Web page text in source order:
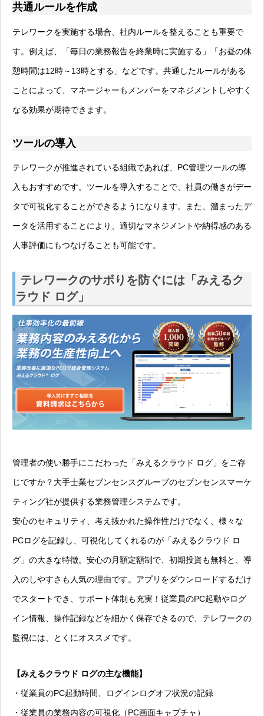
共通ルールを作成
テレワークを実施する場合、社内ルールを整えることも重要で
す。例えば、「毎日の業務報告を終業時に実施する」「お昼の休
憩時間は12時～13時とする」などです。共通したルールがある
ことによって、マネージャーもメンバーをマネジメントしやすく
なる効果が期待できます。
ツールの導入
テレワークが推進されている組織であれば、PC管理ツールの導
入もおすすめです。ツールを導入することで、社員の働きがデー
タで可視化することができるようになります。また、溜まったデ
ータを活用することにより、適切なマネジメントや納得感のある
人事評価にもつなげることも可能です。
テレワークのサボりを防ぐには「みえるク
ラウド ログ」
管理者の使い勝手にこだわった「みえるクラウド ログ」をご存
じですか？ 大手士業セブンセンスグループのセブンセンスマーケ
ティング社が提供する業務管理システムです。
安心のセキュリティ、考え抜かれた操作性だけでなく、様々な
PCログを記録し、可視化してくれるのが「みえるクラウド ロ
グ」の大きな特徴。 安心の月額定額制で、初期投資も無料と、導
入のしやすさも人気の理由です。 アプリをダウンロードするだけ
でスタートでき、サポート体制も充実！ 従業員のPC起動やログ
イン情報、操作記録などを細かく保存できるので、テレワークの
監視には、とくにオススメです。
【みえるクラウド ログの主な機能】
・従業員のPC起動時間、ログインログオフ状況の記録
・従業員の業務内容の可視化（PC画面キャプチャ）